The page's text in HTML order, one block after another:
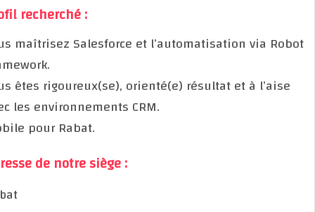
Profil recherché :
Vous maîtrisez Salesforce et l’automatisation via
Framework.
Vous êtes rigoureux(se), orienté(e) résultat et à
avec les environnements CRM.
Mobile pour Rabat.
Adresse de notre siège :
Rabat